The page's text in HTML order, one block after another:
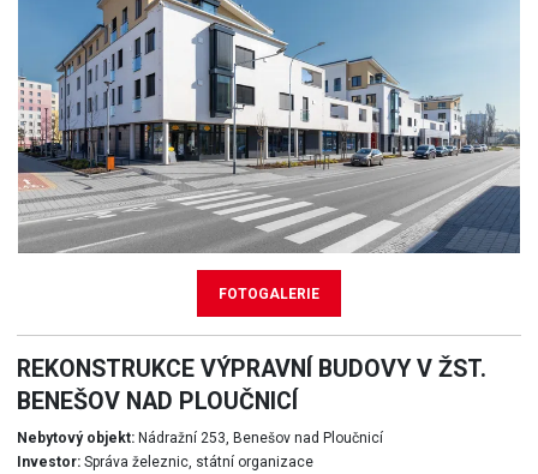
FOTOGALERIE
REKONSTRUKCE VÝPRAVNÍ BUDOVY V ŽST.
BENEŠOV NAD PLOUČNICÍ
Nebytový objekt:Nádražní 253, Benešov nad Ploučnicí
Investor:Správa železnic, státní organizace